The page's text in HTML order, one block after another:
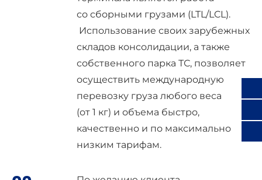
со сборными грузами (LTL/LCL).
Использование своих зарубежных
складов консолидации, а также
собственного парка ТС, позволяет
осуществить международную
перевозку груза любого веса
(от 1 кг) и объема быстро,
качественно и по максимально
низким тарифам.